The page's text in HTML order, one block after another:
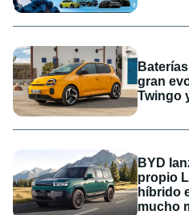
gran
Twingo
BYD
propio
híbrido
mucho